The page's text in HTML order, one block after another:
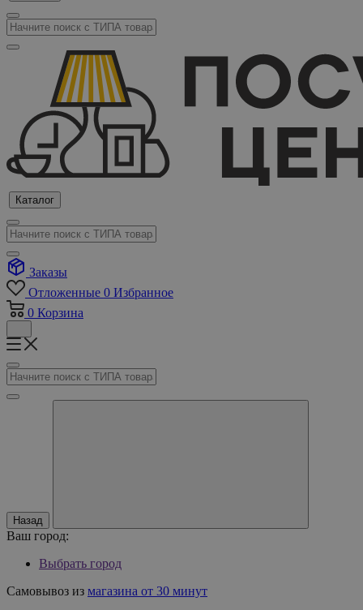
Каталог
Заказы
Отложенные 0 Избранное
0 Корзина
Назад
Ваш город:
Выбрать город
Самовывоз из магазина от 30 минут